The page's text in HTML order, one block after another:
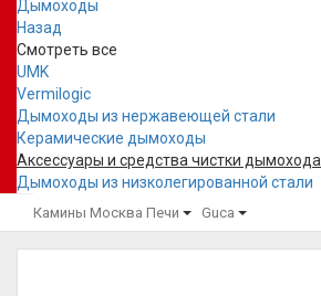
Дымоходы
Назад
Смотреть все
UMK
Vermilogic
Дымоходы из нержавеющей стали
Керамические дымоходы
Аксессуары и средства чистки дымохода
Дымоходы из низколегированной стали
Камины Москва Печи Guca